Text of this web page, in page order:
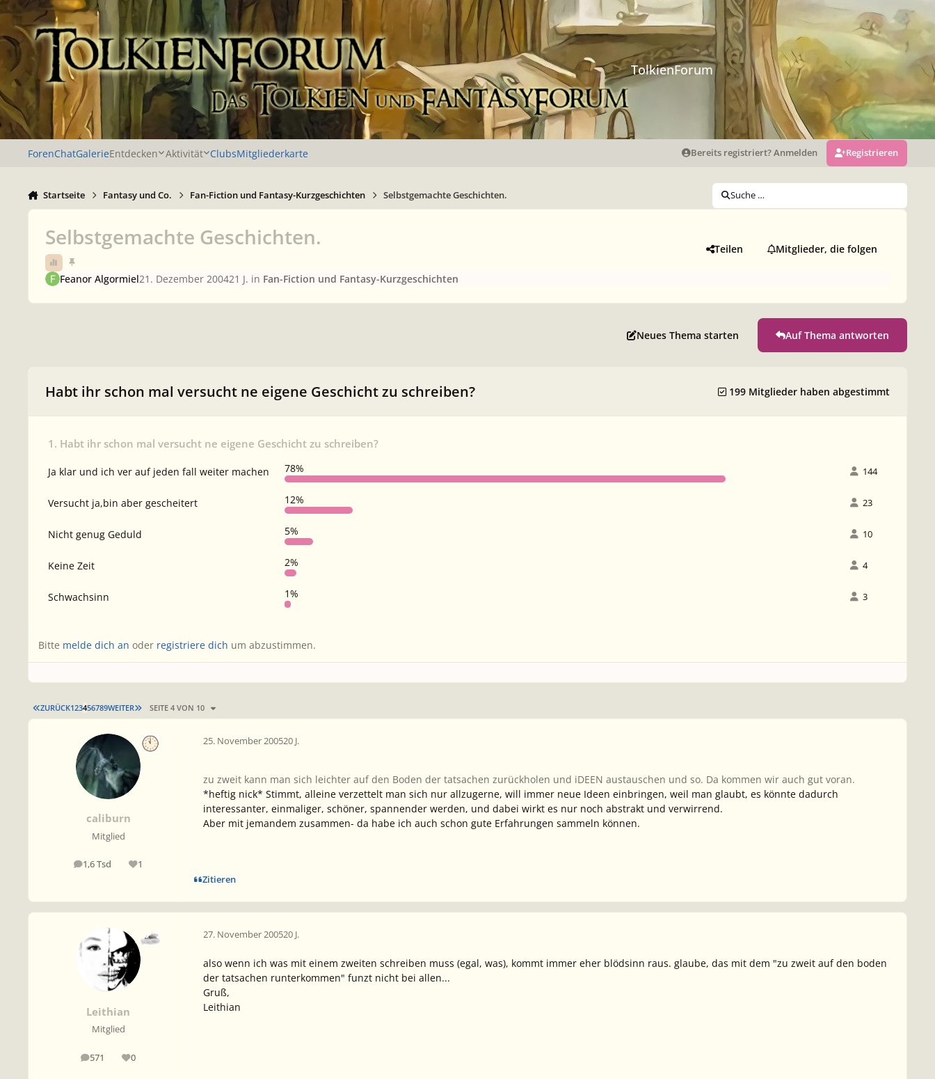
Zu Inhalt springen
TolkienForum
ForenChatGalerieEntdecken Aktivität ClubsMitgliederkarte Bereits registriert? Anmelden Registrieren
Startseite Fantasy und Co. Fan-Fiction und Fantasy-Kurzgeschichten Selbstgemachte Geschichten. Suche …
Selbstgemachte Geschichten. Teilen Mitglieder, die folgen
Feanor Algormiel21. Dezember 200421 J. in Fan-Fiction und Fantasy-Kurzgeschichten
Neues Thema starten Auf Thema antworten
Habt ihr schon mal versucht ne eigene Geschicht zu schreiben? 199 Mitglieder haben abgestimmt
1. Habt ihr schon mal versucht ne eigene Geschicht zu schreiben?
Ja klar und ich ver auf jeden fall weiter machen 78% 144
Versucht ja,bin aber gescheitert 12% 23
Nicht genug Geduld 5% 10
Keine Zeit 2% 4
Schwachsinn 1% 3
Bitte melde dich an oder registriere dich um abzustimmen.
ERSTE SEITE
ZURÜCK123456789WEITER LETZTE SEITE
SEITE 4 VON 10
caliburn
Mitglied
1,6 Tsd
Beiträge 1
Reputation
25. November 200520 J.
zu zweit kann man sich leichter auf den Boden der tatsachen zurückholen und iDEEN austauschen und so. Da kommen wir auch gut voran.
*heftig nick* Stimmt, alleine verzettelt man sich nur allzugerne, will immer neue Ideen einbringen, weil man glaubt, es könnte dadurch
interessanter, einmaliger, schöner, spannender werden, und dabei wirkt es nur noch abstrakt und verwirrend.
Aber mit jemandem zusammen- da habe ich auch schon gute Erfahrungen sammeln können.
Zitieren
Leithian
Mitglied
571
Beiträge 0
Reputation
27. November 200520 J.
also wenn ich was mit einem zweiten schreiben muss (egal, was), kommt immer eher blödsinn raus. glaube, das mit dem "zu zweit auf den boden
der tatsachen runterkommen" funzt nicht bei allen...
Gruß,
Leithian